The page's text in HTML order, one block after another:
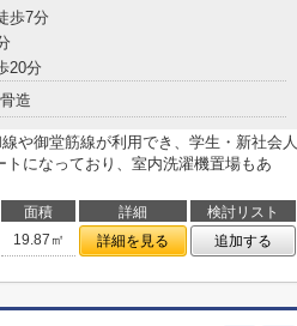
歩7分
20分
造
や御堂筋線が利用でき、学生・新社会人
になっており、室内洗濯機置場もあ
面積 詳細
検討リスト
19.87㎡ 詳細を見る 追加する